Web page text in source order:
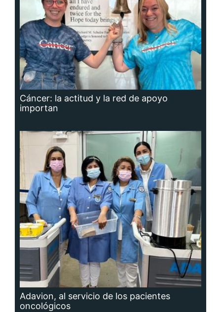
Cáncer: la actitud y la red de apoyo
importan
Adavion, al servicio de los pacientes
oncológicos